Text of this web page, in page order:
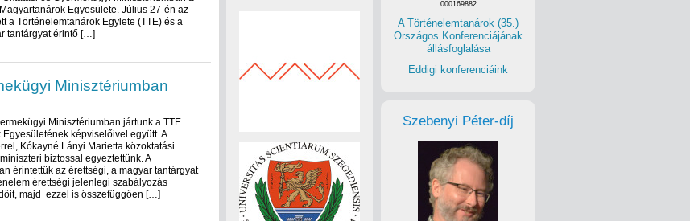
Egyesülete. Július 27-én az
a Történelemtanárok Egylete (TTE) és a
tantárgyat érintő […]
Minisztériumban
Minisztériumban jártunk a TTE
képviselőivel együtt. A
Kókayné Lányi Marietta közoktatási
biztossal egyeztettünk. A
érintettük az érettségi, a magyar tantárgyat
érettségi jelenlegi szabályozás
majd ezzel is összefüggően […]
000169882
A Történelemtanárok (35.)
Országos Konferenciájának
állásfoglalása
Eddigi konferenciáink
Szebenyi Péter-díj